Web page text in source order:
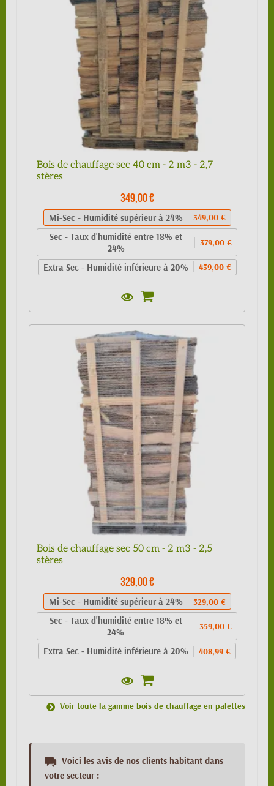
Bois de chauffage sec 40 cm - 2 m3 - 2,7
stères
349,00 €
Mi-Sec - Humidité supérieur à 24% 349,00 €
Sec - Taux d'humidité entre 18% et
24%
379,00 €
Extra Sec - Humidité inférieure à 20% 439,00 €
Bois de chauffage sec 50 cm - 2 m3 - 2,5
stères
329,00 €
Mi-Sec - Humidité supérieur à 24% 329,00 €
Sec - Taux d'humidité entre 18% et
24%
359,00 €
Extra Sec - Humidité inférieure à 20% 408,99 €
Voir toute la gamme bois de chauffage en palettes
Voici les avis de nos clients habitant dans
votre secteur :